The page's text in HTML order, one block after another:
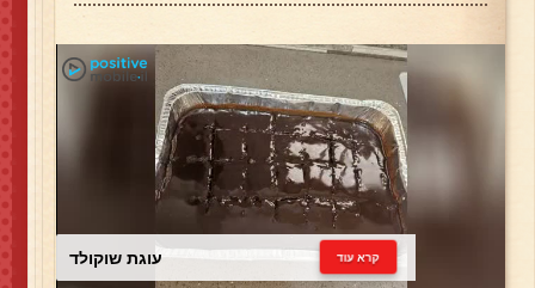
עוגת שוקולד קרא עוד